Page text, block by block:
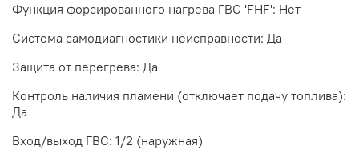
Функция форсированного нагрева ГВС 'FHF': Нет
Система самодиагностики неисправности: Да
Защита от перегрева: Да
Контроль наличия пламени (отключает подачу топлива):
Да
Вход/выход ГВС: 1/2 (наружная)